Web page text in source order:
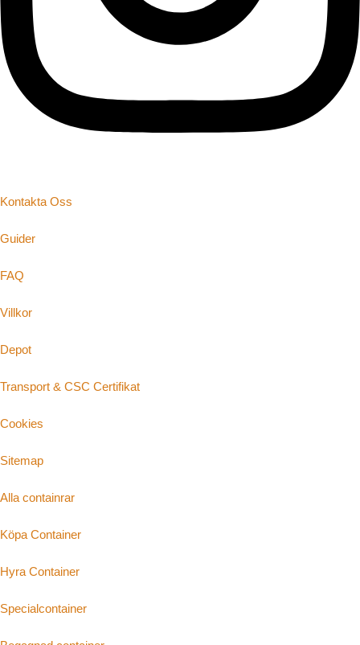
Kontakta Oss
Guider
FAQ
Villkor
Depot
Transport & CSC Certifikat
Cookies
Sitemap
Alla containrar
Köpa Container
Hyra Container
Specialcontainer